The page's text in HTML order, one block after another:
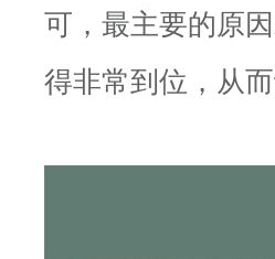
可，最主要的原
得非常到位，从